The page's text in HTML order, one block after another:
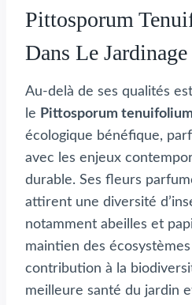
Pittosporum
Dans Le
Au-delà de ses qualités
le Pittosporum
écologique bénéfique,
avec les enjeux
durable. Ses fleurs
attirent une diversité
notamment abeilles et
maintien des
contribution à la
meilleure santé du jardin